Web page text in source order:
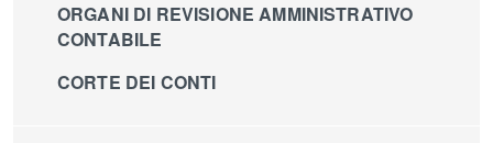
ORGANI DI REVISIONE AMMINISTRATIVO
CONTABILE
CORTE DEI CONTI